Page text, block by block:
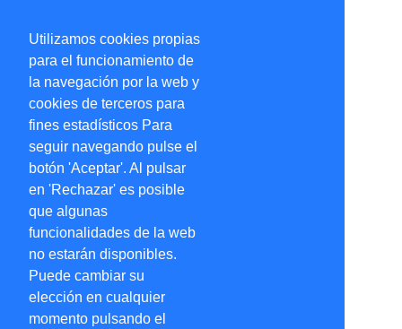
Utilizamos cookies propias
para el funcionamiento de
la navegación por la web y
cookies de terceros para
fines estadísticos Para
seguir navegando pulse el
botón 'Aceptar'. Al pulsar
en 'Rechazar' es posible
que algunas
funcionalidades de la web
no estarán disponibles.
Puede cambiar su
elección en cualquier
momento pulsando el